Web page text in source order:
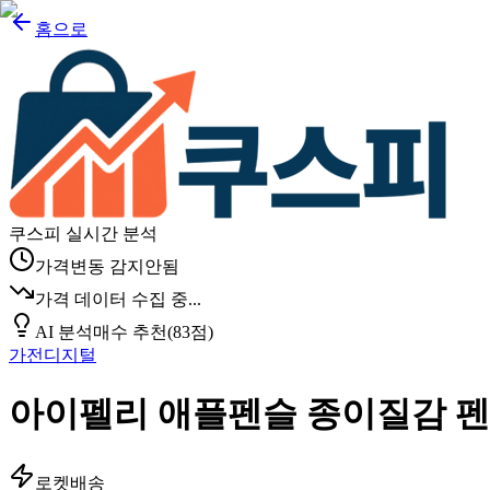
홈으로
쿠스피 실시간 분석
가격변동 감지안됨
가격 데이터 수집 중...
AI 분석매수 추천(83점)
가전디지털
아이펠리 애플펜슬 종이질감
로켓배송